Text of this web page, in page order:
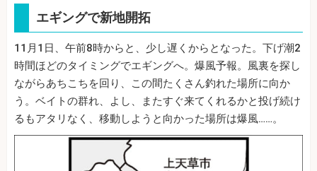
エギングで新地開拓
11月1日、午前8時からと、少し遅くからとなった。下げ潮2
時間ほどのタイミングでエギングへ。爆風予報。風裏を探し
ながらあちこちを回り、この間たくさん釣れた場所に向か
う。ベイトの群れ、よし、またすぐ来てくれるかと投げ続け
るもアタリなく、移動しようと向かった場所は爆風……。